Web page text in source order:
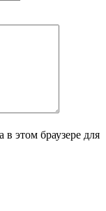
этом браузере для